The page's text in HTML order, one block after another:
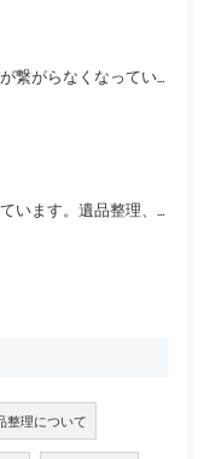
【重要】現在固定電話が繋がらなくなっています。
奈良県を中心に活動しています。遺品整理、一軒丸ごとの片付け、オフィスや倉庫の処分等、大量にある場合は近県でも回収にお伺いいたします。先ずは無料見積もりをお願いします。
整理について